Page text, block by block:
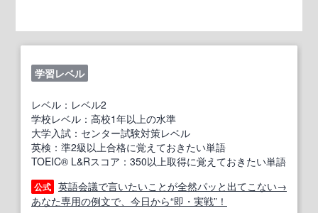
学習レベル
レベル：レベル2
学校レベル：高校1年以上の水準
大学入試：センター試験対策レベル
英検：準2級以上合格に覚えておきたい単語
TOEIC® L&Rスコア：350以上取得に覚えておきたい単語
公式 英語会議で言いたいことが全然パッと出てこない→
あなた専用の例文で、今日から“即・実戦”！